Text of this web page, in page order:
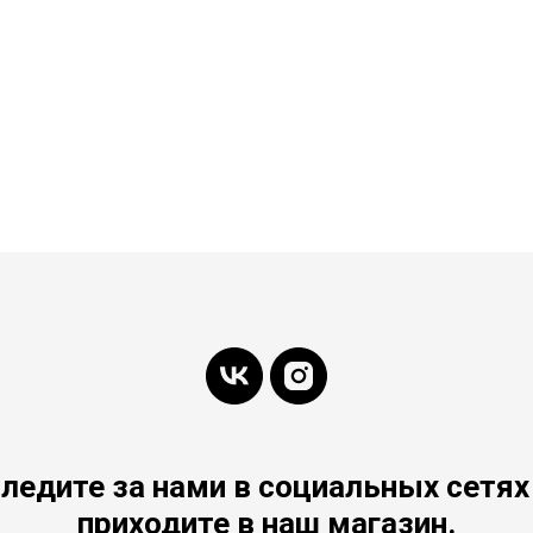
за нами в социальных
приходите в наш магазин.